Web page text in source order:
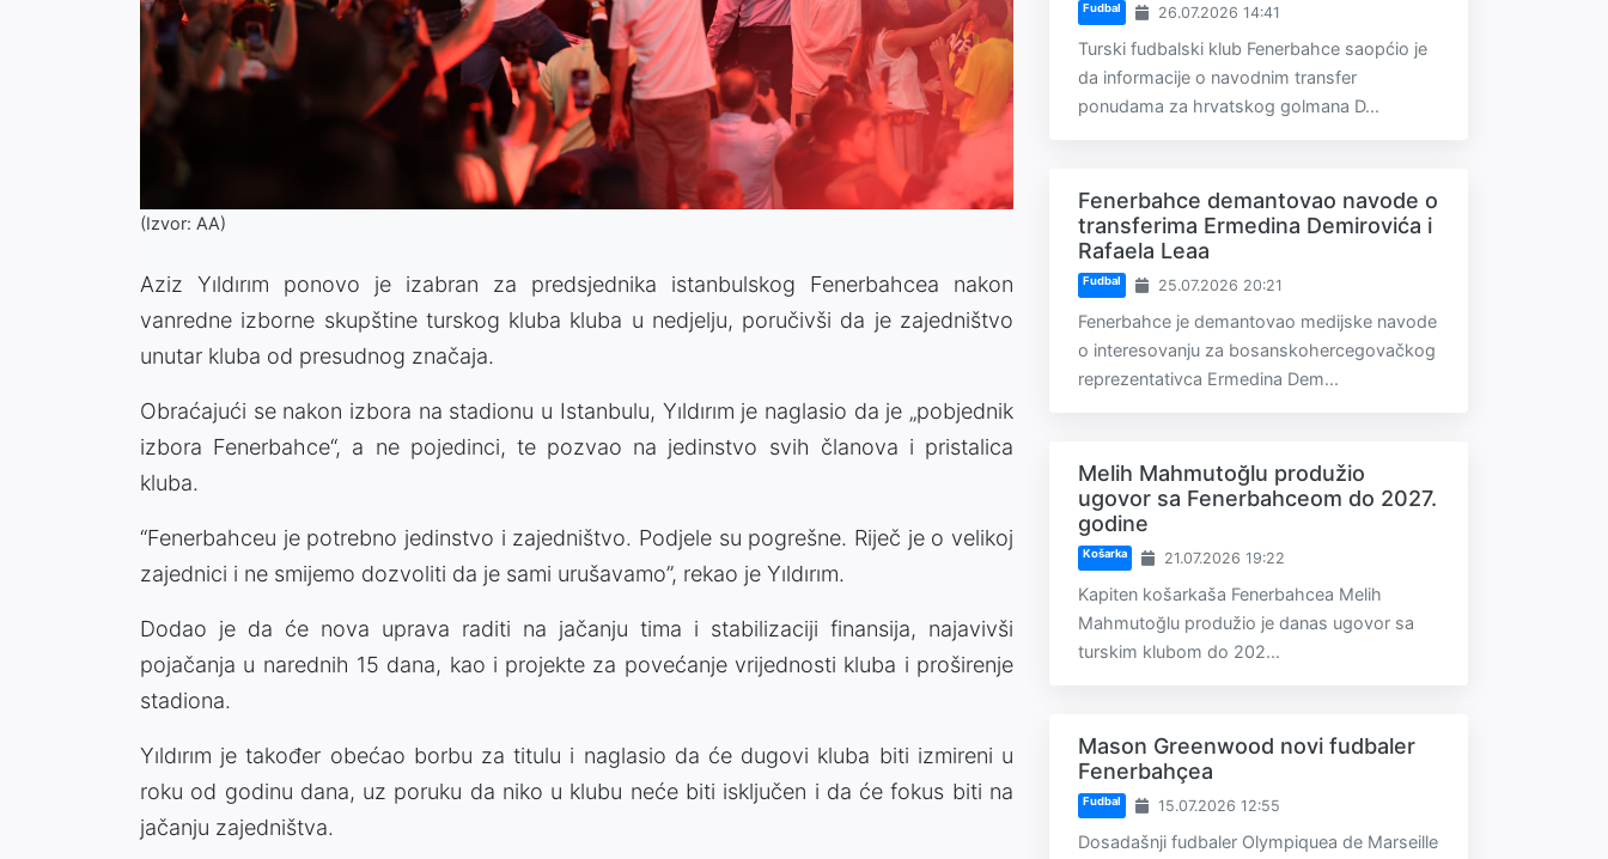
(Izvor: AA)
Aziz Yıldırım ponovo je izabran za predsjednika istanbulskog Fenerbahcea nakon
vanredne izborne skupštine turskog kluba kluba u nedjelju, poručivši da je zajedništvo
unutar kluba od presudnog značaja.
Obraćajući se nakon izbora na stadionu u Istanbulu, Yıldırım je naglasio da je „pobjednik
izbora Fenerbahce“, a ne pojedinci, te pozvao na jedinstvo svih članova i pristalica
kluba.
“Fenerbahceu je potrebno jedinstvo i zajedništvo. Podjele su pogrešne. Riječ je o velikoj
zajednici i ne smijemo dozvoliti da je sami urušavamo”, rekao je Yıldırım.
Dodao je da će nova uprava raditi na jačanju tima i stabilizaciji finansija, najavivši
pojačanja u narednih 15 dana, kao i projekte za povećanje vrijednosti kluba i proširenje
stadiona.
Yıldırım je također obećao borbu za titulu i naglasio da će dugovi kluba biti izmireni u
roku od godinu dana, uz poruku da niko u klubu neće biti isključen i da će fokus biti na
jačanju zajedništva.
Fudbal 26.07.2026 14:41
Turski fudbalski klub Fenerbahce saopćio je
da informacije o navodnim transfer
ponudama za hrvatskog golmana D...
Fenerbahce demantovao navode o
transferima Ermedina Demirovića i
Rafaela Leaa
Fudbal 25.07.2026 20:21
Fenerbahce je demantovao medijske navode
o interesovanju za bosanskohercegovačkog
reprezentativca Ermedina Dem...
Melih Mahmutoğlu produžio
ugovor sa Fenerbahceom do 2027.
godine
Košarka 21.07.2026 19:22
Kapiten košarkaša Fenerbahcea Melih
Mahmutoğlu produžio je danas ugovor sa
turskim klubom do 202...
Mason Greenwood novi fudbaler
Fenerbahçea
Fudbal 15.07.2026 12:55
Dosadašnji fudbaler Olympiquea de Marseille